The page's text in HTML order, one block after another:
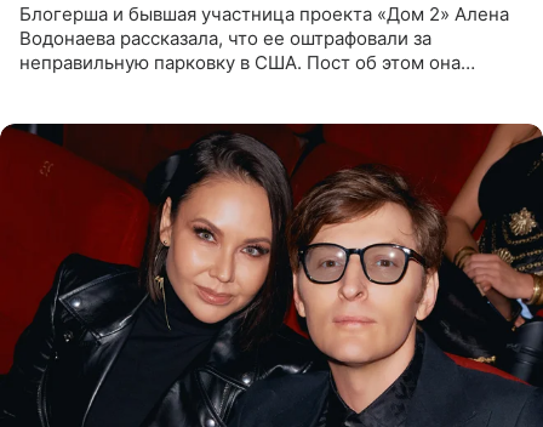
Блогерша и бывшая участница проекта «Дом 2» Алена
Водонаева рассказала, что ее оштрафовали за
неправильную парковку в США. Пост об этом она